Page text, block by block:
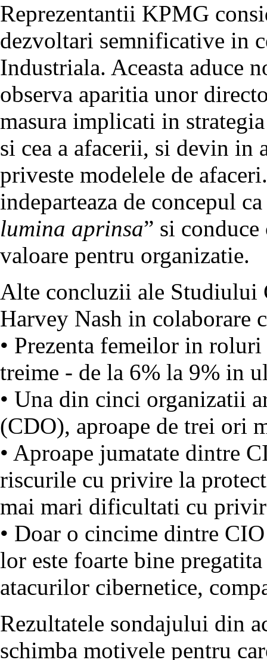
Reprezentantii KPMG
dezvoltari semnificative in
Industriala. Aceasta aduce
observa aparitia unor
masura implicati in
si cea a afacerii, si devin in
priveste modelele de
indeparteaza de concepul
lumina aprinsa” si
valoare pentru organizatie.
Alte concluzii ale Studiului
Harvey Nash in colaborare
• Prezenta femeilor in
treime - de la 6% la 9% in
• Una din cinci organizatii
(CDO), aproape de trei ori
• Aproape jumatate dintre
riscurile cu privire la
mai mari dificultati cu
• Doar o cincime dintre
lor este foarte bine
atacurilor cibernetice,
Rezultatele sondajului din
schimba motivele pentru